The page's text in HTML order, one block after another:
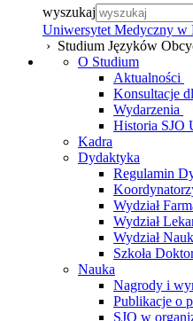
wyszukaj
Uniwersytet Medyczny w
› Studium Języków
O Studium
Aktualności
Konsultacje
Wydarzenia
Historia SJO
Kadra
Dydaktyka
Regulamin
Wydział
Wydział
Wydział
Szkoła
Nauka
Nagrody i
Publikacje o
SJO w